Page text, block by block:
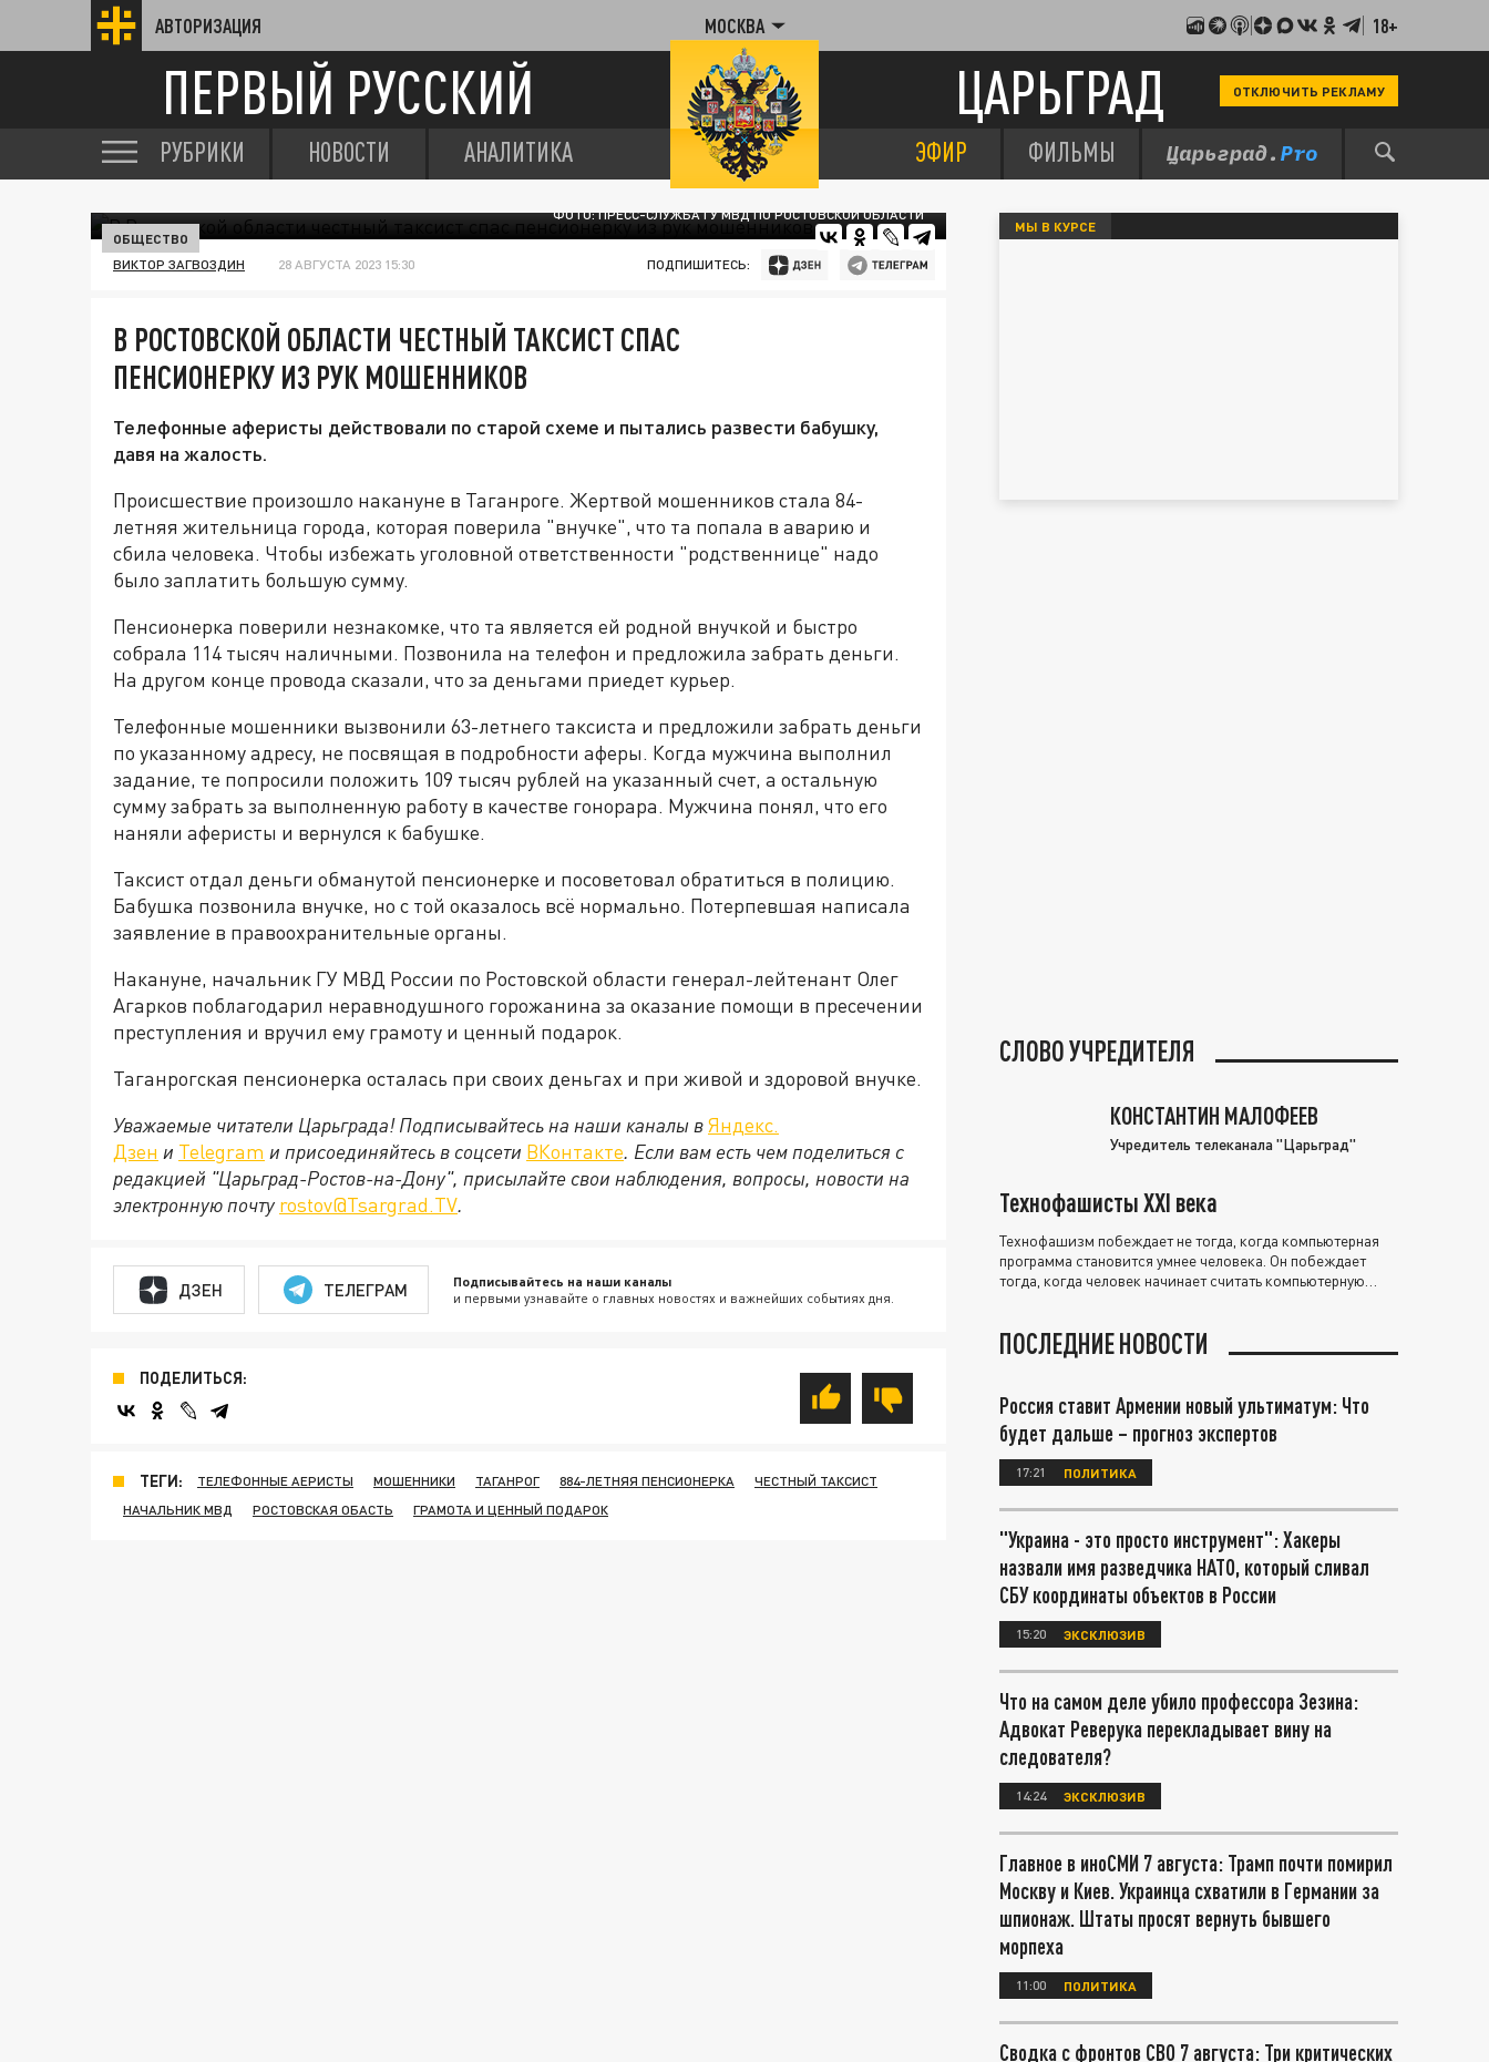
АВТОРИЗАЦИЯ МОСКВА 18+
ПЕРВЫЙ РУССКИЙ ЦАРЬГРАД ОТКЛЮЧИТЬ РЕКЛАМУ
РУБРИКИ НОВОСТИ АНАЛИТИКА ЭФИР ФИЛЬМЫ
ФОТО: ПРЕСС-СЛУЖБА ГУ МВД ПО РОСТОВСКОЙ ОБЛАСТИ
ОБЩЕСТВО
ВИКТОР ЗАГВОЗДИН 28 АВГУСТА 2023 15:30 ПОДПИШИТЕСЬ:
В РОСТОВСКОЙ ОБЛАСТИ ЧЕСТНЫЙ ТАКСИСТ СПАС
ПЕНСИОНЕРКУ ИЗ РУК МОШЕННИКОВ
Телефонные аферисты действовали по старой схеме и пытались развести бабушку,
давя на жалость.
Происшествие произошло накануне в Таганроге. Жертвой мошенников стала 84-
летняя жительница города, которая поверила "внучке", что та попала в аварию и
сбила человека. Чтобы избежать уголовной ответственности "родственнице" надо
было заплатить большую сумму.
Пенсионерка поверили незнакомке, что та является ей родной внучкой и быстро
собрала 114 тысяч наличными. Позвонила на телефон и предложила забрать деньги.
На другом конце провода сказали, что за деньгами приедет курьер.
Телефонные мошенники вызвонили 63-летнего таксиста и предложили забрать деньги
по указанному адресу, не посвящая в подробности аферы. Когда мужчина выполнил
задание, те попросили положить 109 тысяч рублей на указанный счет, а остальную
сумму забрать за выполненную работу в качестве гонорара. Мужчина понял, что его
наняли аферисты и вернулся к бабушке.
Таксист отдал деньги обманутой пенсионерке и посоветовал обратиться в полицию.
Бабушка позвонила внучке, но с той оказалось всё нормально. Потерпевшая написала
заявление в правоохранительные органы.
Накануне, начальник ГУ МВД России по Ростовской области генерал-лейтенант Олег
Агарков поблагодарил неравнодушного горожанина за оказание помощи в пресечении
преступления и вручил ему грамоту и ценный подарок.
Таганрогская пенсионерка осталась при своих деньгах и при живой и здоровой внучке.
Уважаемые читатели Царьграда! Подписывайтесь на наши каналы вЯндекс.
Дзен и Telegram и присоединяйтесь в соцсети ВКонтакте. Если вам есть чем поделиться с
редакцией "Царьград-Ростов-на-Дону", присылайте свои наблюдения, вопросы, новости на
электронную почту rostov@Tsargrad.ТV.
ДЗЕН ТЕЛЕГРАМ Подписывайтесь на наши каналы
и первыми узнавайте о главных новостях и важнейших событиях дня.
ПОДЕЛИТЬСЯ:
ТЕГИ: ТЕЛЕФОННЫЕ АЕРИСТЫ МОШЕННИКИ ТАГАНРОГ 884-ЛЕТНЯЯ ПЕНСИОНЕРКА
ЧЕСТНЫЙ ТАКСИСТ
НАЧАЛЬНИК МВД
РОСТОВСКАЯ ОБАСТЬ ГРАМОТА И ЦЕННЫЙ ПОДАРОК
МЫ В КУРСЕ
СЛОВО УЧРЕДИТЕЛЯ
КОНСТАНТИН МАЛОФЕЕВ
Учредитель телеканала "Царьград"
Технофашисты XXI века
Технофашизм побеждает не тогда, когда компьютерная
программа становится умнее человека. Он побеждает
тогда, когда человек начинает считать компьютерную
ПОСЛЕДНИЕ НОВОСТИ
Россия ставит Армении новый ультиматум: Что
будет дальше – прогноз экспертов
17:21 ПОЛИТИКА
"Украина - это просто инструмент": Хакеры
назвали имя разведчика НАТО, который сливал
СБУ координаты объектов в России
15:20 ЭКСКЛЮЗИВ
Что на самом деле убило профессора Зезина:
Адвокат Реверука перекладывает вину на
следователя?
14:24 ЭКСКЛЮЗИВ
Главное в иноСМИ 7 августа: Трамп почти помирил
Москву и Киев. Украинца схватили в Германии за
шпионаж. Штаты просят вернуть бывшего
морпеха
11:00 ПОЛИТИКА
Сводка с фронтов СВО 7 августа: Три критических